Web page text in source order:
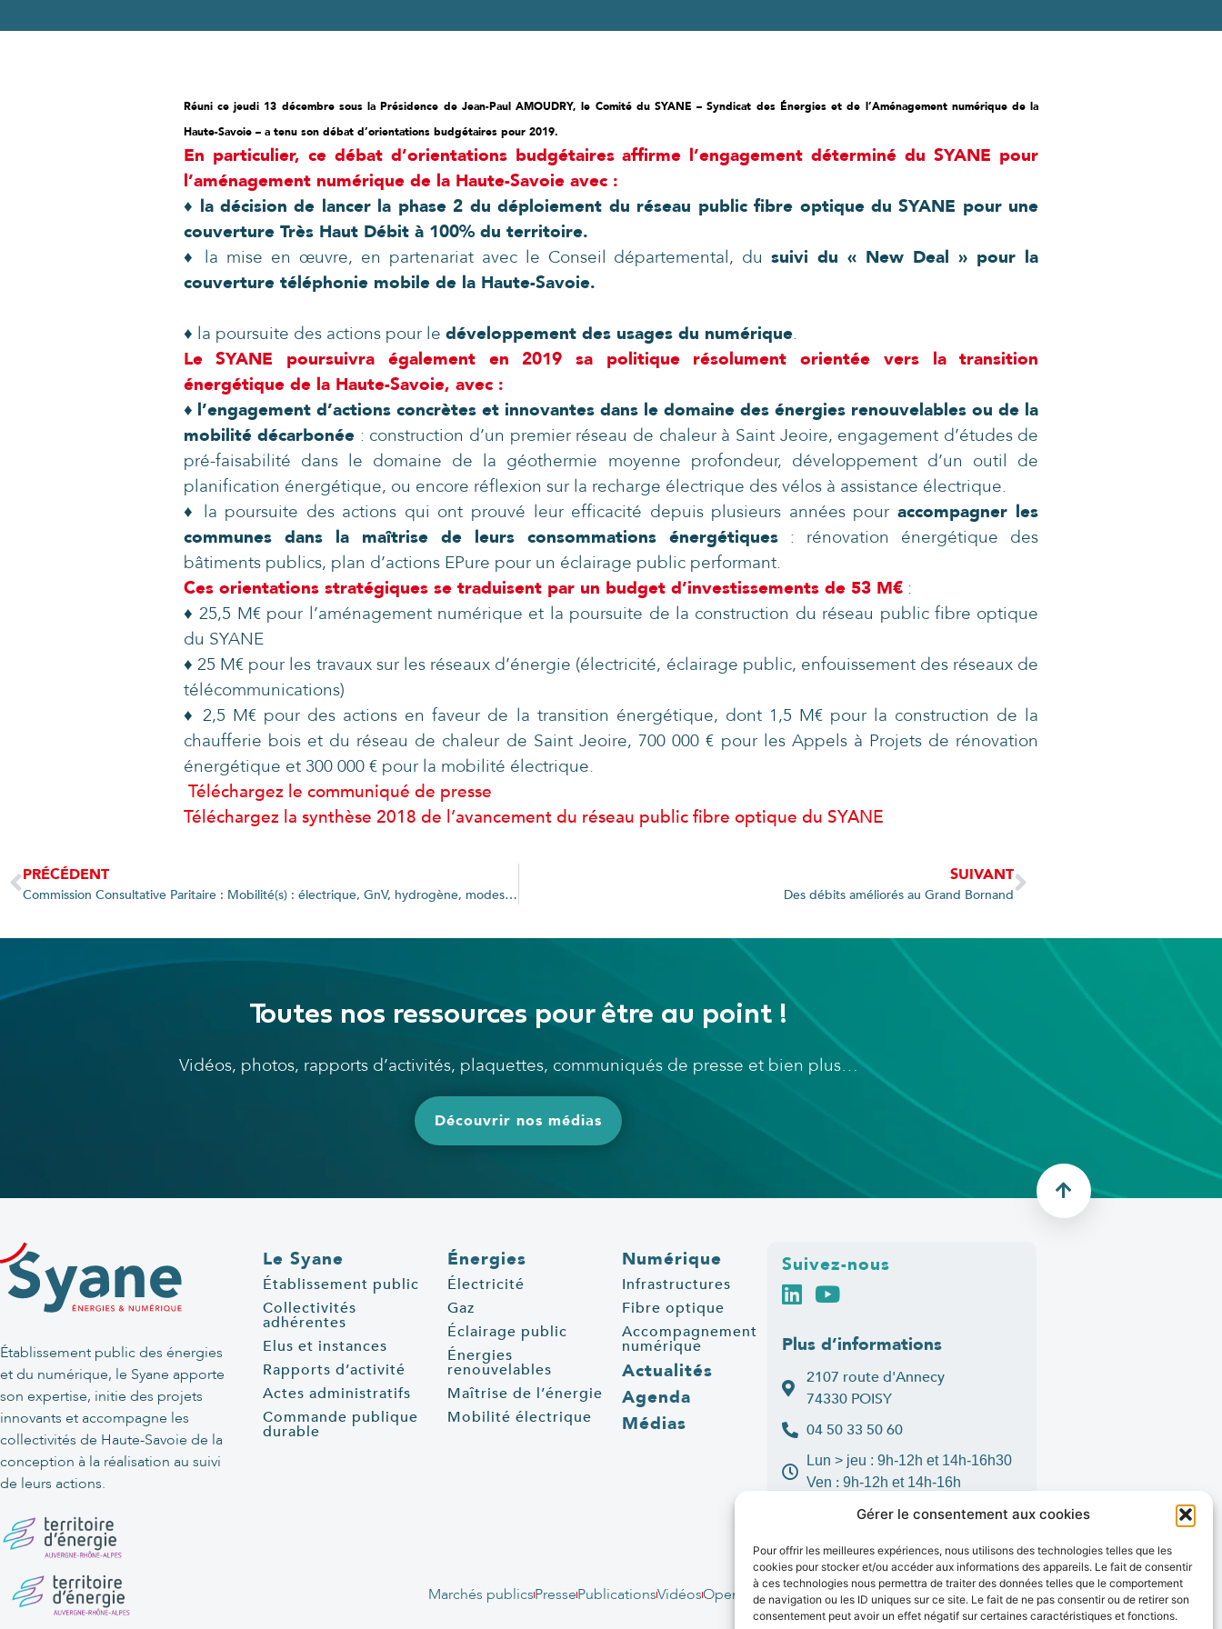
Gérer le consentement aux cookies
Pour offrir les meilleures expériences, nous utilisons des technologies telles que les
cookies pour stocker et/ou accéder aux informations des appareils. Le fait de consentir
à ces technologies nous permettra de traiter des données telles que le comportement
de navigation ou les ID uniques sur ce site. Le fait de ne pas consentir ou de retirer son
consentement peut avoir un effet négatif sur certaines caractéristiques et fonctions.
Réuni ce jeudi 13 décembre sous la Présidence de Jean-Paul AMOUDRY, le Comité du SYANE – Syndicat des Énergies et de l’Aménagement numérique de la
Haute-Savoie – a tenu son débat d’orientations budgétaires pour 2019.
En particulier, ce débat d’orientations budgétaires affirme l’engagement déterminé du SYANE pour
l’aménagement numérique de la Haute-Savoie avec :
♦ la décision de lancer la phase 2 du déploiement du réseau public fibre optique du SYANE pour une
couverture Très Haut Débit à 100% du territoire.
♦ la mise en œuvre, en partenariat avec le Conseil départemental, dusuivi du « New Deal » pour la
couverture téléphonie mobile de la Haute-Savoie.
♦ la poursuite des actions pour le développement des usages du numérique.
Le SYANE poursuivra également en 2019 sa politique résolument orientée vers la transition
énergétique de la Haute-Savoie, avec :
♦ l’engagement d’actions concrètes et innovantes dans le domaine des énergies renouvelables ou de la
mobilité décarbonée : construction d’un premier réseau de chaleur à Saint Jeoire, engagement d’études de
pré-faisabilité dans le domaine de la géothermie moyenne profondeur, développement d’un outil de
planification énergétique, ou encore réflexion sur la recharge électrique des vélos à assistance électrique.
♦ la poursuite des actions qui ont prouvé leur efficacité depuis plusieurs années pour accompagner les
communes dans la maîtrise de leurs consommations énergétiques : rénovation énergétique des
bâtiments publics, plan d’actions EPure pour un éclairage public performant.
Ces orientations stratégiques se traduisent par un budget d’investissements de 53 M€:
♦ 25,5 M€ pour l’aménagement numérique et la poursuite de la construction du réseau public fibre optique
du SYANE
♦ 25 M€ pour les travaux sur les réseaux d’énergie (électricité, éclairage public, enfouissement des réseaux de
télécommunications)
♦ 2,5 M€ pour des actions en faveur de la transition énergétique, dont 1,5 M€ pour la construction de la
chaufferie bois et du réseau de chaleur de Saint Jeoire, 700 000 € pour les Appels à Projets de rénovation
énergétique et 300 000 € pour la mobilité électrique.
Téléchargez le communiqué de presse
Téléchargez la synthèse 2018 de l’avancement du réseau public fibre optique du SYANE
PRÉCÉDENT
Commission Consultative Paritaire : Mobilité(s) : électrique, GnV, hydrogène, modes doux, quelle mobilité durable pour demain ?
SUIVANT
Des débits améliorés au Grand Bornand
Toutes nos ressources pour être au point !
Vidéos, photos, rapports d’activités, plaquettes, communiqués de presse et bien plus…
Découvrir nos médias
Établissement public des énergies
et du numérique, le Syane apporte
son expertise, initie des projets
innovants et accompagne les
collectivités de Haute-Savoie de la
conception à la réalisation au suivi
de leurs actions.
Le Syane
Établissement public
Collectivités
adhérentes
Elus et instances
Rapports d’activité
Actes administratifs
Commande publique
durable
Énergies
Électricité
Gaz
Éclairage public
Énergies
renouvelables
Maîtrise de l’énergie
Mobilité électrique
Numérique
Infrastructures
Fibre optique
Accompagnement
numérique
Actualités
Agenda
Médias
Suivez-nous
Plus d’informations
2107 route d'Annecy
74330 POISY
04 50 33 50 60
Lun > jeu : 9h-12h et 14h-16h30
Ven :9h-12h et 14h-16h
Contact
Marchés publicsPressePublicationsVidéosOpen dataEmplois 1